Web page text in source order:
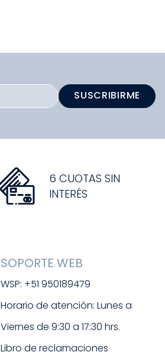
SUSCRIBIRME
6 CUOTAS SIN
INTERÉS
SOPORTE WEB
WSP: +51 950189479
Horario de atención: Lunes a
Viernes de 9:30 a 17:30 hrs.
Libro de reclamaciones